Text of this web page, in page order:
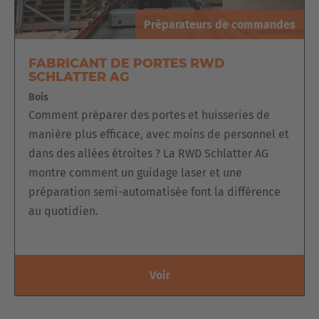
distingue par sa vaste gamme d'options d'équipement,
comme le positionnement automatique du véhiculedans
attacher les marchandisesà l'appareil.
Préparateurs de commandes
FABRICANT DE PORTES RWD
SCHLATTER AG
Bois
Comment préparer des portes et huisseries de
manière plus efficace, avec moins de personnel et
dans des allées étroites ? La RWD Schlatter AG
montre comment un guidage laser et une
préparation semi-automatisée font la différence
au quotidien.
Voir